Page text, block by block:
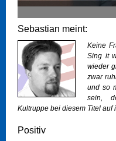
Sebastian meint:
Keine
Sing it
wieder
zwar
und so
sein,
Kultruppe bei diesem Titel auf
Positiv